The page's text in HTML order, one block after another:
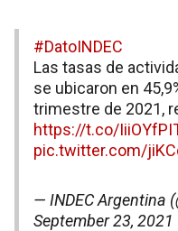
#DatoINDEC
Las tasas de
se ubicaron en
trimestre de 2021,
https://t.co/
pic.twitter.com/
— INDEC Argentina
September 23, 2021